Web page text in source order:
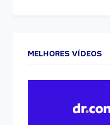
MELHORES VÍDEOS